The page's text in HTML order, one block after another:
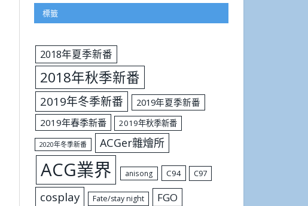
標籤
2018年夏季新番
2018年秋季新番
2019年冬季新番
2019年夏季新番
2019年春季新番
2019年秋季新番
2020年冬季新番 ACGer雜燴所
ACG業界 anisong C94 C97
cosplay Fate/stay night FGO